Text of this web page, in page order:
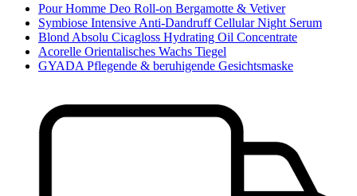
Pour Homme Deo Roll-on Bergamotte & Vetiver
Symbiose Intensive Anti-Dandruff Cellular Night Serum
Blond Absolu Cicagloss Hydrating Oil Concentrate
Acorelle Orientalisches Wachs Tiegel
GYADA Pflegende & beruhigende Gesichtsmaske